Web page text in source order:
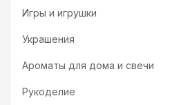
Игры и игрушки
Украшения
Ароматы для дома и свечи
Рукоделие